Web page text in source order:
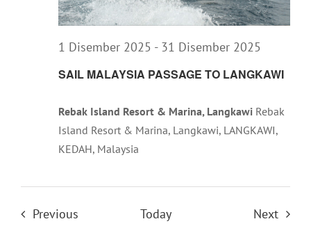
SAIL MALAYSIA PASSAGE TO LANGKAWI
1 Disember 2025 - 31 Disember 2025
Rebak Island Resort & Marina, Langkawi Rebak
Island Resort & Marina, Langkawi, LANGKAWI,
KEDAH, Malaysia
PreviousEvents Today Next